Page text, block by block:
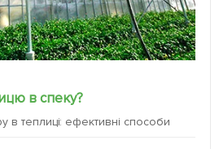
в спеку?
в теплиці: ефективні способи